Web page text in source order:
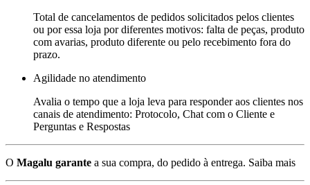
Total de cancelamentos de pedidos solicitados pelos clientes
ou por essa loja por diferentes motivos: falta de peças, produto
com avarias, produto diferente ou pelo recebimento fora do
prazo.
Agilidade no atendimento
Avalia o tempo que a loja leva para responder aos clientes nos
canais de atendimento: Protocolo, Chat com o Cliente e
Perguntas e Respostas
O Magalu garante a sua compra, do pedido à entrega. Saiba mais